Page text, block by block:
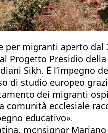
per migranti aperto dal
al Progetto Presidio
Sikh. È l’impegno
di studio europeo
dei migranti
comunità ecclesiale
educativo».
monsignor